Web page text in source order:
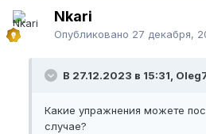
Nkari
Опубликовано 27 декабря,
В 27.12.2023 в 15:31,
Какие упражнения можете
случае?